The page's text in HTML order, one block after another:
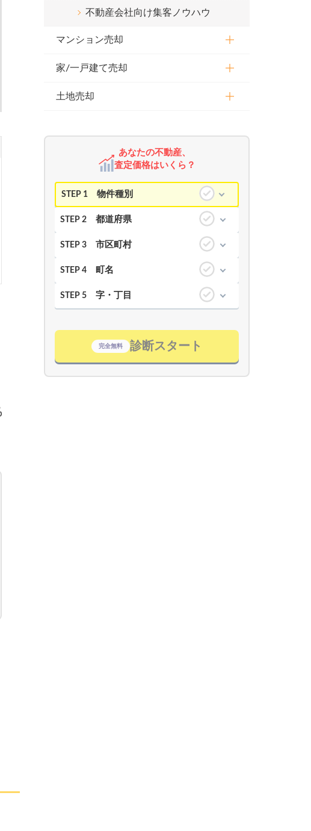
不動産会社向け集客ノウハウ
マンション売却
家/一戸建て売却
土地売却
あなたの不動産、
査定価格はいくら？
STEP 1 物件種別
STEP 2 都道府県
STEP 3 市区町村
STEP 4 町名
STEP 5 字・丁目
完全無料 診断スタート